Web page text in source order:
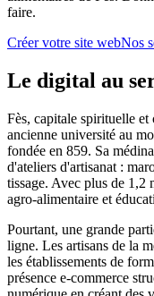
faire.
Créer votre site webNos
Le digital au
Fès, capitale spirituelle
ancienne université au
fondée en 859. Sa
d'ateliers d'artisanat :
tissage. Avec plus de 1,2
agro-alimentaire et
Pourtant, une grande
ligne. Les artisans de la
les établissements de
présence e-commerce